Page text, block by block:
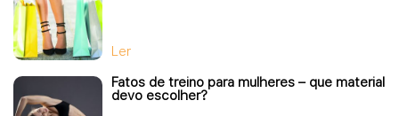
Ler
Fatos de treino para mulheres – que material
devo escolher?